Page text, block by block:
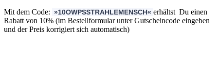
Mit dem Code: »10OWPSSTRAHLEMENSCH« erhältst Du einen
Rabatt von 10% (im Bestell­for­mu­lar unter Gut­schein­code ein­ge­ben
und der Preis kor­ri­giert sich automatisch)